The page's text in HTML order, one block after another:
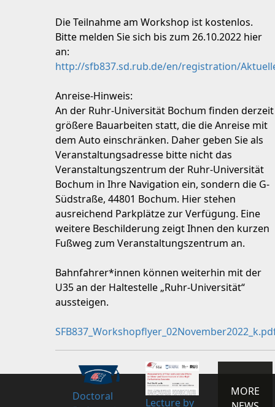
Die Teilnahme am Workshop ist kostenlos.
Bitte melden Sie sich bis zum 26.10.2022 hier
an:
http://sfb837.sd.rub.de/en/registration/
Anreise-Hinweis:
An der Ruhr-Universität Bochum finden derzeit
größere Bauarbeiten statt, die die Anreise mit
dem Auto einschränken. Daher geben Sie als
Veranstaltungsadresse bitte nicht das
Veranstaltungszentrum der Ruhr-Universität
Bochum in Ihre Navigation ein, sondern die G-
Südstraße, 44801 Bochum. Hier stehen
ausreichend Parkplätze zur Verfügung. Eine
weitere Beschilderung zeigt Ihnen den kurzen
Fußweg zum Veranstaltungszentrum an.
Bahnfahrer*innen können weiterhin mit der
U35 an der Haltestelle „Ruhr-Universität“
aussteigen.
Doctoral
Lecture by
MORE